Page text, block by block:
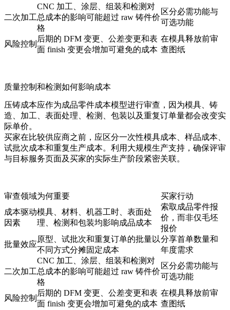
二次加工
CNC 加工、涂层、组装和检测对
总成本的影响可能超过 raw 铸件价
格
区分必需功能与
可选功能
风险控制
后期的 DFM 变更、公差变更和表
面 finish 变更会增加可避免的成本
在模具释放前审
查图纸
质量控制和检测如何影响成本
压铸成本应作为成品零件成本模型进行审查，因为模具、铸
造、加工、表面处理、检测、包装以及重复订单量都会改变实
际单价。
买家在比较供应商之前，应区分一次性模具成本、样品成本、
试批次成本和重复生产成本。利用 大规模生产支持 ，确保评审
与目标服务页面及买家的实际生产阶段紧密关联。
审查领域为何重要
买家行动
成本驱动
因素
模具、材料、机器工时、表面处
理、检测和包装均影响成品成本
索取成品零件报
价，而非仅毛坯
报价
批量效应
原型、试批次和重复订单的批量以
不同方式分摊固定成本
分享首单数量和
年度需求
二次加工
CNC 加工、涂层、组装和检测对
总成本的影响可能超过 raw 铸件价
格
区分必需功能与
可选功能
风险控制
后期的 DFM 变更、公差变更和表
面 finish 变更会增加可避免的成本
在模具释放前审
查图纸